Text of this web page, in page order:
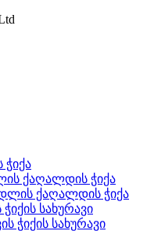
ჭიქა
ქაღალდის ჭიქა
ქაღალდის ჭიქა
ჭიქის სახურავი
ჭიქის სახურავი